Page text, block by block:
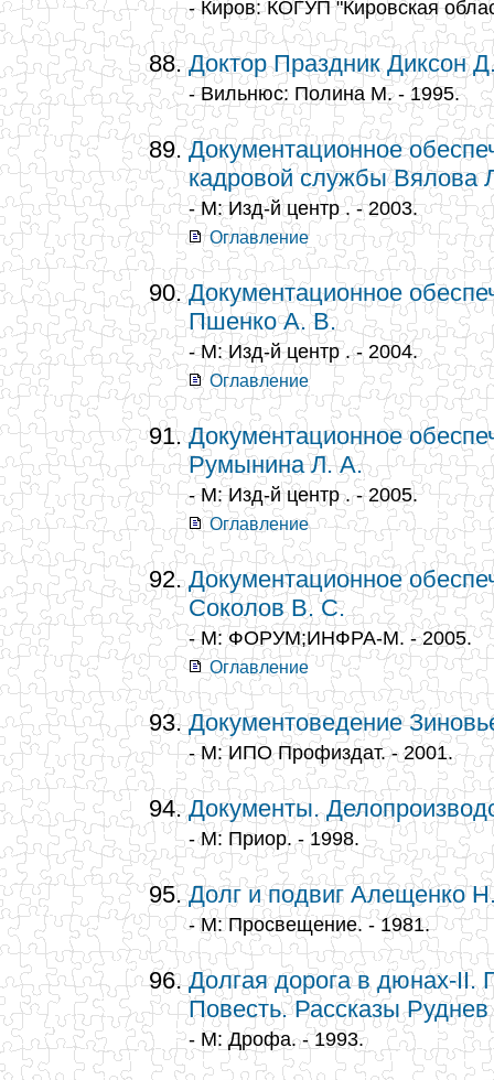
- Киров: КОГУП "Кировская
Доктор Праздник Диксон
- Вильнюс: Полина М. - 1995.
Документационное
кадровой службы Вялова
- М: Изд-й центр . - 2003.
Оглавление
Документационное
Пшенко А. В.
- М: Изд-й центр . - 2004.
Оглавление
Документационное
Румынина Л. А.
- М: Изд-й центр . - 2005.
Оглавление
Документационное
Соколов В. С.
- М: ФОРУМ;ИНФРА-М. - 2005.
Оглавление
Документоведение
- М: ИПО Профиздат. - 2001.
Документы.
- М: Приор. - 1998.
Долг и подвиг Алещенко
- М: Просвещение. - 1981.
Долгая дорога в дюнах-II.
Повесть. Рассказы
- М: Дрофа. - 1993.